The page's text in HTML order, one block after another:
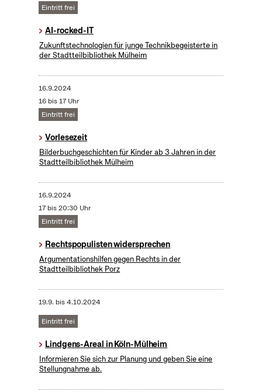
Eintritt frei
AI-rocked-IT
Zukunftstechnologien für junge Technikbegeisterte in
der Stadtteilbibliothek Mülheim
16.9.2024
16 bis 17 Uhr
Eintritt frei
Vorlesezeit
Bilderbuchgeschichten für Kinder ab 3 Jahren in der
Stadtteilbibliothek Mülheim
16.9.2024
17 bis 20:30 Uhr
Eintritt frei
Rechtspopulisten widersprechen
Argumentationshilfen gegen Rechts in der
Stadtteilbibliothek Porz
19.9. bis4.10.2024
Eintritt frei
Lindgens-Areal in Köln-Mülheim
Informieren Sie sich zur Planung und geben Sie eine
Stellungnahme ab.